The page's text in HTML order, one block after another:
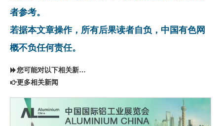
者参考。
若据本文章操作，所有后果读者自负，中国有色网
概不负任何责任。
您可能对以下相关新闻同样感兴趣
更多相关新闻